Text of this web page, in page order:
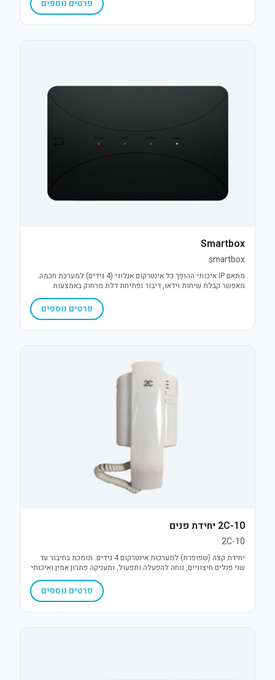
פרטים נוספים
Smartbox
smartbox
מתאם IP איכותי ההופך כל אינטרקום אנלוגי (4 גידים) למערכת חכמה.
מאפשר קבלת שיחות וידאו, דיבור ופתיחת דלת מרחוק באמצעות
פרטים נוספים
2C-10 יחידת פנים
2C-10
יחידת קצה (שפופרת) למערכות אינטרקום 4 גידים. תומכת בחיבור עד
שני פנלים חיצוניים, נוחה להפעלה ותפעול, ומעניקה פתרון אמין ואיכותי
פרטים נוספים